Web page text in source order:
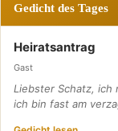
Gedicht des Tages
Heiratsantrag
Gast
Liebster Schatz, ich
ich bin fast am